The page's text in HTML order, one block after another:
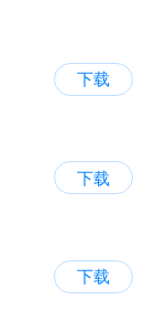
下载
下载
下载